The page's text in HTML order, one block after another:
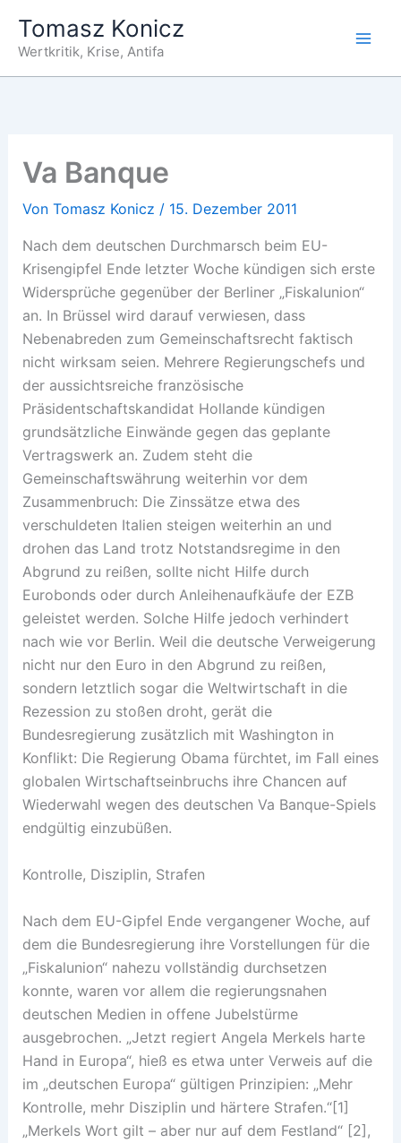
Inhalt
springen
Tomasz Konicz
Wertkritik, Krise, Antifa
Va Banque
Von Tomasz Konicz / 15. Dezember 2011
Nach dem deutschen Durchmarsch beim EU-
Krisengipfel Ende letzter Woche kündigen sich erste
Widersprüche gegenüber der Berliner „Fiskalunion“
an. In Brüssel wird darauf verwiesen, dass
Nebenabreden zum Gemeinschaftsrecht faktisch
nicht wirksam seien. Mehrere Regierungschefs und
der aussichtsreiche französische
Präsidentschaftskandidat Hollande kündigen
grundsätzliche Einwände gegen das geplante
Vertragswerk an. Zudem steht die
Gemeinschaftswährung weiterhin vor dem
Zusammenbruch: Die Zinssätze etwa des
verschuldeten Italien steigen weiterhin an und
drohen das Land trotz Notstandsregime in den
Abgrund zu reißen, sollte nicht Hilfe durch
Eurobonds oder durch Anleihenaufkäufe der EZB
geleistet werden. Solche Hilfe jedoch verhindert
nach wie vor Berlin. Weil die deutsche Verweigerung
nicht nur den Euro in den Abgrund zu reißen,
sondern letztlich sogar die Weltwirtschaft in die
Rezession zu stoßen droht, gerät die
Bundesregierung zusätzlich mit Washington in
Konflikt: Die Regierung Obama fürchtet, im Fall eines
globalen Wirtschaftseinbruchs ihre Chancen auf
Wiederwahl wegen des deutschen Va Banque-Spiels
endgültig einzubüßen.
Kontrolle, Disziplin, Strafen
Nach dem EU-Gipfel Ende vergangener Woche, auf
dem die Bundesregierung ihre Vorstellungen für die
„Fiskalunion“ nahezu vollständig durchsetzen
konnte, waren vor allem die regierungsnahen
deutschen Medien in offene Jubelstürme
ausgebrochen. „Jetzt regiert Angela Merkels harte
Hand in Europa“, hieß es etwa unter Verweis auf die
im „deutschen Europa“ gültigen Prinzipien: „Mehr
Kontrolle, mehr Disziplin und härtere Strafen.“[1]
„Merkels Wort gilt – aber nur auf dem Festland“ [2],